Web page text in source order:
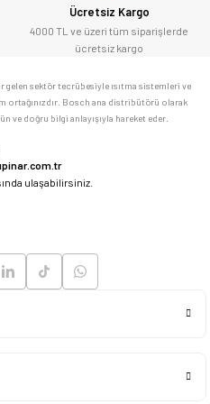
Ücretsiz Kargo
4000 TL ve üzeri tüm siparişlerde
ücretsiz kargo
gelen sektör tecrübesiyle ısıtma sistemleri ve
ortağınızdır. Bosch ana distribütörü olarak
ve doğru bilgi anlayışıyla hareket eder.
ulaşabilirsiniz.